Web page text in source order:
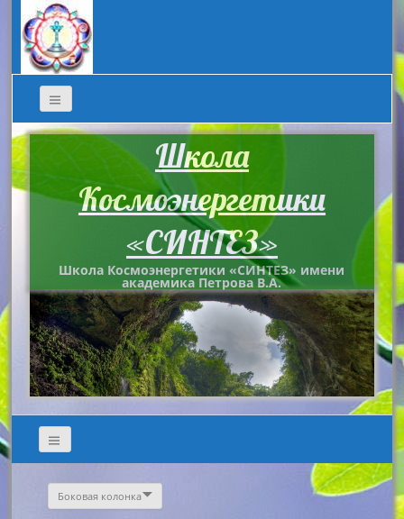
Школа
Космоэнергетики
«СИНТЕЗ»
Школа Космоэнергетики «СИНТЕЗ» имени
академика Петрова В.А.
Боковая колонка